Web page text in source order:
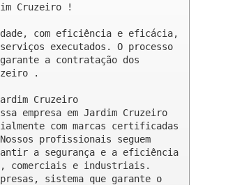
Cruzeiro !
com eficiência e eficácia,
executados. O processo
a contratação dos
.
Cruzeiro
empresa em Jardim Cruzeiro
com marcas certificadas
profissionais seguem
a segurança e a eficiência
comerciais e industriais.
sistema que garante o